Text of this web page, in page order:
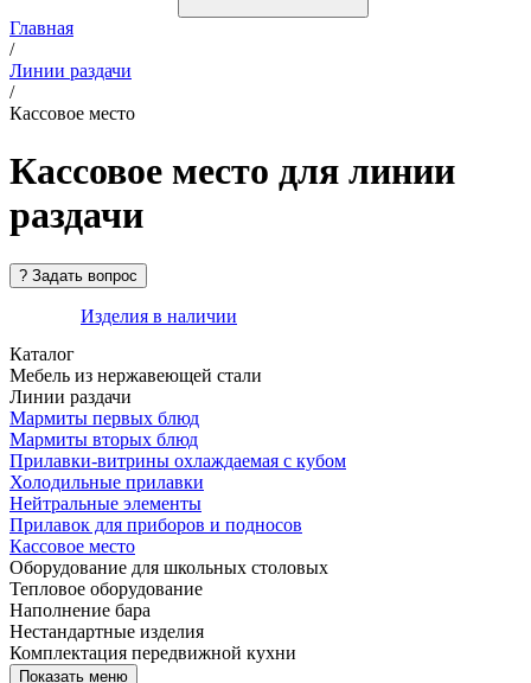
Главная
/
Линии раздачи
/
Кассовое место
Кассовое место для линии
раздачи
Изделия в наличии
Каталог
Мебель из нержавеющей стали
Линии раздачи
Мармиты первых блюд
Мармиты вторых блюд
Прилавки-витрины охлаждаемая с кубом
Холодильные прилавки
Нейтральные элементы
Прилавок для приборов и подносов
Кассовое место
Оборудование для школьных столовых
Тепловое оборудование
Наполнение бара
Нестандартные изделия
Комплектация передвижной кухни